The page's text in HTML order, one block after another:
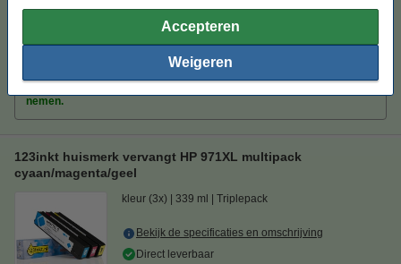
Accepteren
Weigeren
€ 52,50
Wij adviseren u om deze cartridge i.p.v. de originele cartridge te
nemen.
123inkt huismerk vervangt HP 971XL multipack
cyaan/magenta/geel
kleur (3x) 339 ml Triplepack
Bekijk de specificaties en omschrijving
Direct leverbaar